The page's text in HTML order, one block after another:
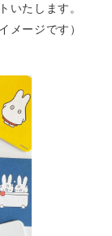
いたします。
メージです）